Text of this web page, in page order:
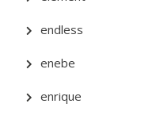
endless
enebe
enrique